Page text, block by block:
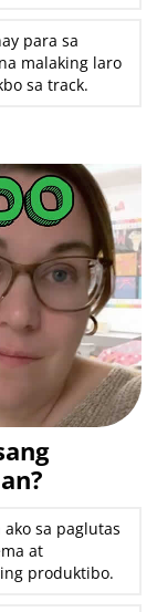
para sa
malaking laro
sa track.
sa paglutas
at
produktibo.